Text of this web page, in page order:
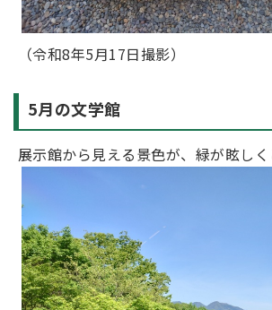
（令和8年5月17日撮影）
5月の文学館
展示館から見える景色が、緑が眩しく